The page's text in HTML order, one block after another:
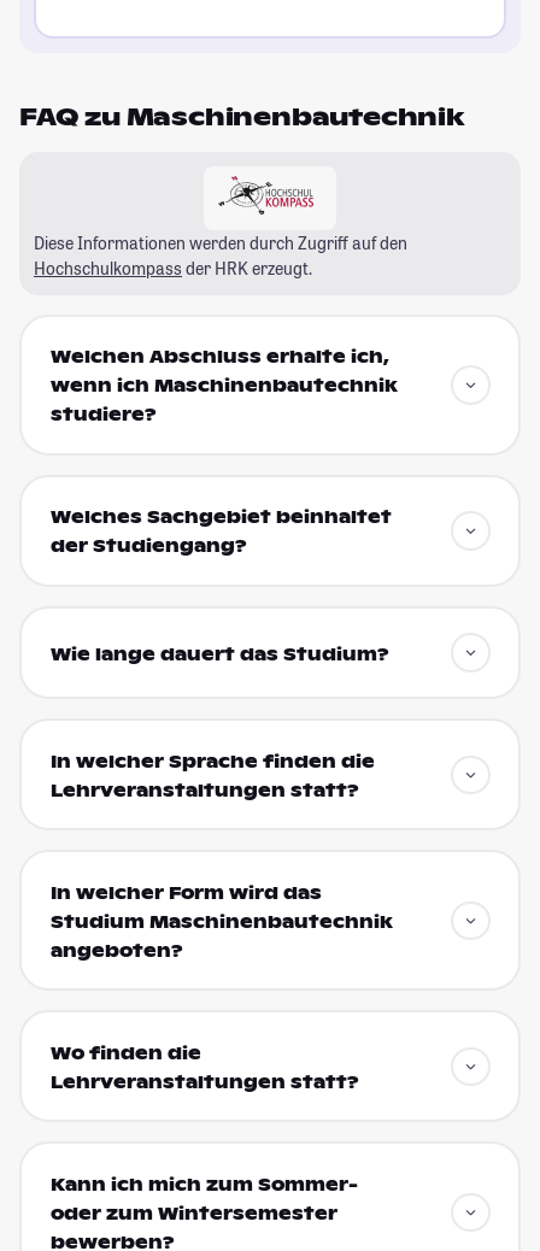
FAQ zu Maschinenbautechnik
Diese Informationen werden durch Zugriff auf den
Hochschulkompass der HRK erzeugt.
Welchen Abschluss erhalte ich,
wenn ich Maschinenbautechnik
studiere?
Welches Sachgebiet beinhaltet
der Studiengang?
Wie lange dauert das Studium?
In welcher Sprache finden die
Lehrveranstaltungen statt?
In welcher Form wird das
Studium Maschinenbautechnik
angeboten?
Wo finden die
Lehrveranstaltungen statt?
Kann ich mich zum Sommer-
oder zum Wintersemester
bewerben?